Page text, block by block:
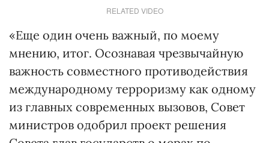
RELATED VIDEO
«Еще один очень важный, по моему
мнению, итог. Осознавая чрезвычайную
важность совместного противодействия
международному терроризму как одному
из главных современных вызовов, Совет
министров одобрил проект решения